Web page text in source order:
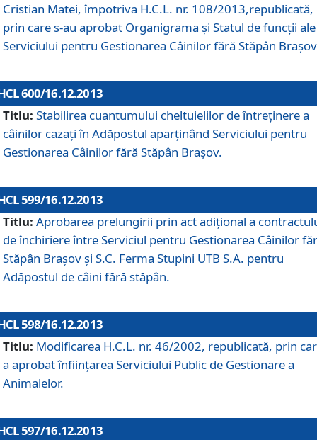
Cristian Matei, împotriva H.C.L. nr. 108/2013,republicată,
prin care s-au aprobat Organigrama şi Statul de funcţii ale
Serviciului pentru Gestionarea Câinilor fără Stăpân
600/16.12.2013
Titlu: Stabilirea cuantumului cheltuielilor de întreţinere a
câinilor cazaţi în Adăpostul aparţinând Serviciului pentru
Gestionarea Câinilor fără Stăpân Braşov.
599/16.12.2013
Titlu: Aprobarea prelungirii prin act adiţional a
de închiriere între Serviciul pentru Gestionarea Câinilor
Stăpân Braşov şi S.C. Ferma Stupini UTB S.A. pentru
Adăpostul de câini fără stăpân.
598/16.12.2013
Titlu: Modificarea H.C.L. nr. 46/2002, republicată, prin
a aprobat înfiinţarea Serviciului Public de Gestionare a
Animalelor.
597/16.12.2013